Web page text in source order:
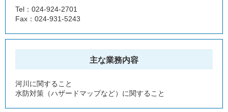
Tel：024-924-2701
Fax：024-931-5243
主な業務内容
河川に関すること
水防対策（ハザードマップなど）に関すること